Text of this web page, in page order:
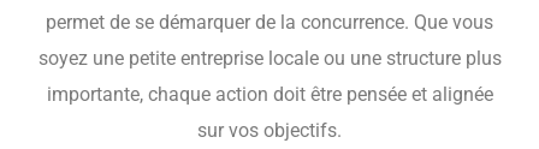
permet de se démarquer de la concurrence. Que vous
soyez une petite entreprise locale ou une structure plus
importante, chaque action doit être pensée et alignée
sur vos objectifs.